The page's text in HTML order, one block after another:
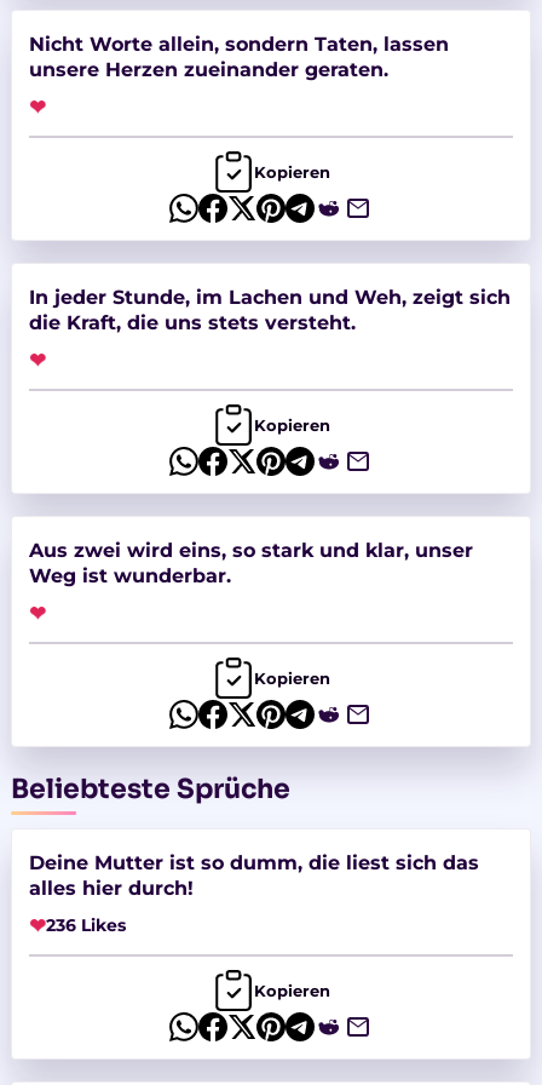
Nicht Worte allein, sondern Taten, lassen
unsere Herzen zueinander geraten.
❤
Kopieren
In jeder Stunde, im Lachen und Weh, zeigt sich
die Kraft, die uns stets versteht.
❤
Kopieren
Aus zwei wird eins, so stark und klar, unser
Weg ist wunderbar.
❤
Kopieren
Beliebteste Sprüche
Deine Mutter ist so dumm, die liest sich das
alles hier durch!
❤236 Likes
Kopieren